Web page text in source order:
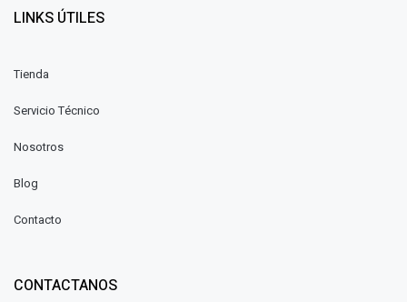
LINKS ÚTILES
Tienda
Servicio Técnico
Nosotros
Blog
Contacto
CONTACTANOS